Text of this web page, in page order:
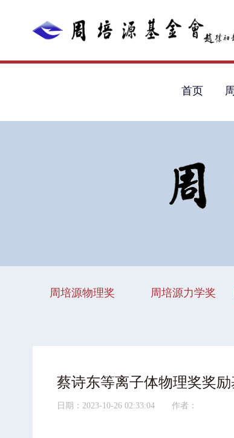
首页
周培源物理奖 周培源力学奖
蔡诗东等离子体物理奖奖
日期：2023-10-26 02:33:04 作者：